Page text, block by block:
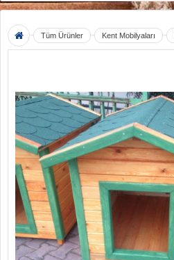
Tüm Ürünler Kent Mobilyaları